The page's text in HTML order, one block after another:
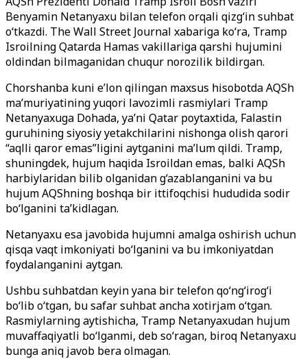
Benyamin Netanyaxu bilan telefon orqali qizg‘in suhbat
o‘tkazdi. The Wall Street Journal xabariga ko‘ra, Tramp
Isroilning Qatarda Hamas vakillariga qarshi hujumini
oldindan bilmaganidan chuqur norozilik bildirgan.
Chorshanba kuni e’lon qilingan maxsus hisobotda AQSh
ma’muriyatining yuqori lavozimli rasmiylari Tramp
Netanyaxuga Dohada, ya’ni Qatar poytaxtida, Falastin
guruhining siyosiy yetakchilarini nishonga olish qarori
“aqlli qaror emas”ligini aytganini ma’lum qildi. Tramp,
shuningdek, hujum haqida Isroildan emas, balki AQSh
harbiylaridan bilib olganidan g‘azablanganini va bu
hujum AQShning boshqa bir ittifoqchisi hududida sodir
bo‘lganini ta’kidlagan.
Netanyaxu esa javobida hujumni amalga oshirish uchun
qisqa vaqt imkoniyati bo‘lganini va bu imkoniyatdan
foydalanganini aytgan.
Ushbu suhbatdan keyin yana bir telefon qo‘ng‘irog‘i
bo‘lib o‘tgan, bu safar suhbat ancha xotirjam o‘tgan.
Rasmiylarning aytishicha, Tramp Netanyaxudan hujum
muvaffaqiyatli bo‘lganmi, deb so‘ragan, biroq Netanyaxu
bunga aniq javob bera olmagan.